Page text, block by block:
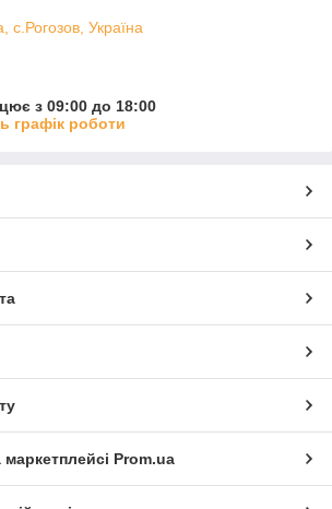
с.Рогозов, Україна
з 09:00 до 18:00
графік роботи
Prom.ua